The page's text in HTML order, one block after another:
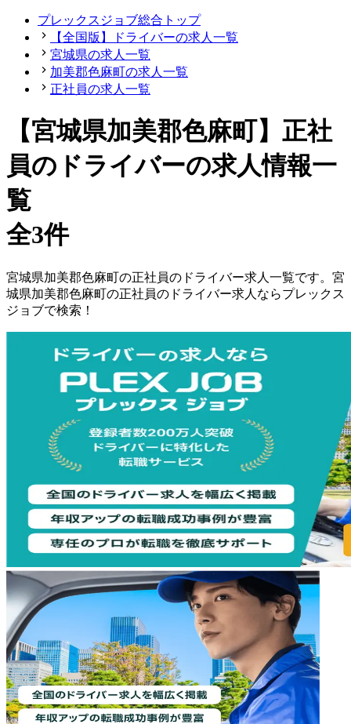
プレックスジョブ総合トップ
【全国版】ドライバーの求人一覧
宮城県の求人一覧
加美郡色麻町の求人一覧
正社員の求人一覧
【宮城県加美郡色麻町】正社
員のドライバーの求人情報一
覧
全3件
宮城県加美郡色麻町の正社員の ドライバー求人一覧です。 宮
城県加美郡色麻町の正社員の ドライバー求人ならプレックス
ジョブで検索！